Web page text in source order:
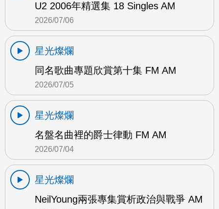
U2 2006年精選集 18 Singles AM
2026/07/06
星光燦爛
同名歌曲專題欣賞第十集 FM AM
2026/07/05
星光燦爛
名盤名曲裡的爵士律動 FM AM
2026/07/04
星光燦爛
NeilYoung兩張專集賞析政治與戰爭 AM